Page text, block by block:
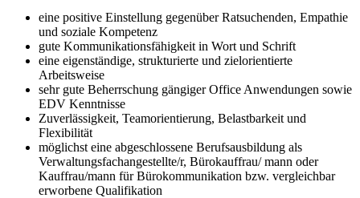
eine positive Einstellung gegenüber Ratsuchenden, Empathie
und soziale Kompetenz
gute Kommunikationsfähigkeit in Wort und Schrift
eine eigenständige, strukturierte und zielorientierte
Arbeitsweise
sehr gute Beherrschung gängiger Office Anwendungen sowie
EDV Kenntnisse
Zuverlässigkeit, Teamorientierung, Belastbarkeit und
Flexibilität
möglichst eine abgeschlossene Berufsausbildung als
Verwaltungsfachangestellte/r, Bürokauffrau/ mann oder
Kauffrau/mann für Bürokommunikation bzw. vergleichbar
erworbene Qualifikation